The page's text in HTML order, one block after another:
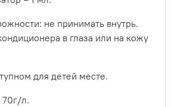
не принимать внутрь.
в глаза или на кожу
для детей месте.
70г/л.